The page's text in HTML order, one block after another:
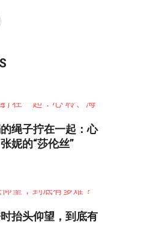
绳子拧在一起：心
妮的“莎伦丝”
抬头仰望，到底有